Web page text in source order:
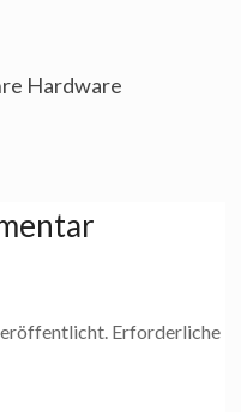
Hardware
Erforderliche